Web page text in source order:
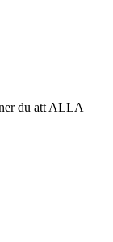
du att ALLA